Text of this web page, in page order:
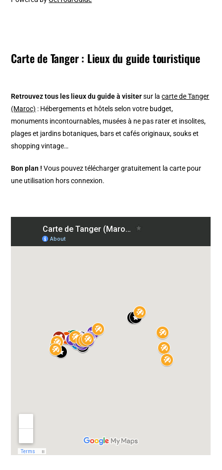
Carte de Tanger : Lieux du guide touristique
Retrouvez tous les lieux du guide à visitersur lacarte de Tanger
(Maroc) : Hébergements et hôtels selon votre budget,
monuments incontournables, musées à ne pas rater et insolites,
plages et jardins botaniques, bars et cafés originaux, souks et
shopping vintage…
Bon plan ! Vous pouvez télécharger gratuitement la carte pour
une utilisation hors connexion.